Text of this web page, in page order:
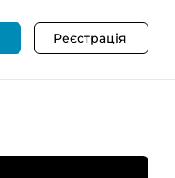
Реєстрація